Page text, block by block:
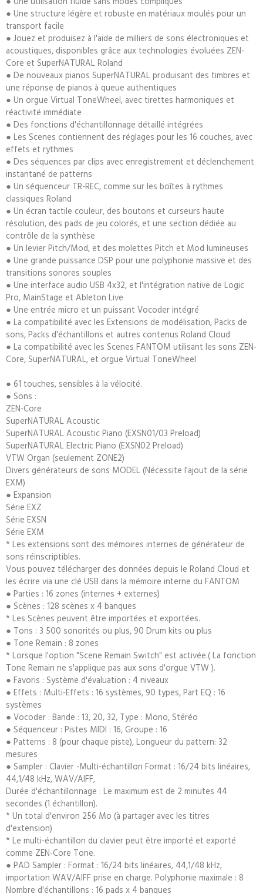
● Une structure légère et robuste en matériaux moulés pour un
transport facile
● Jouez et produisez à l'aide de milliers de sons électroniques et
acoustiques, disponibles grâce aux technologies évoluées ZEN-
Core et SuperNATURAL Roland
● De nouveaux pianos SuperNATURAL produisant des timbres et
une réponse de pianos à queue authentiques
● Un orgue Virtual ToneWheel, avec tirettes harmoniques et
réactivité immédiate
● Des fonctions d'échantillonnage détaillé intégrées
● Les Scenes contiennent des réglages pour les 16 couches, avec
effets et rythmes
● Des séquences par clips avec enregistrement et déclenchement
instantané de patterns
● Un séquenceur TR-REC, comme sur les boîtes à rythmes
classiques Roland
● Un écran tactile couleur, des boutons et curseurs haute
résolution, des pads de jeu colorés, et une section dédiée au
contrôle de la synthèse
● Un levier Pitch/Mod, et des molettes Pitch et Mod lumineuses
● Une grande puissance DSP pour une polyphonie massive et des
transitions sonores souples
● Une interface audio USB 4x32, et l'intégration native de Logic
Pro, MainStage et Ableton Live
● Une entrée micro et un puissant Vocoder intégré
● La compatibilité avec les Extensions de modélisation, Packs de
sons, Packs d'échantillons et autres contenus Roland Cloud
● La compatibilité avec les Scenes FANTOM utilisant les sons ZEN-
Core, SuperNATURAL, et orgue Virtual ToneWheel
● 61 touches, sensibles à la vélocité.
● Sons :
ZEN-Core
SuperNATURAL Acoustic
SuperNATURAL Acoustic Piano (EXSN01/03 Preload)
SuperNATURAL Electric Piano (EXSN02 Preload)
VTW Organ (seulement ZONE2)
Divers générateurs de sons MODEL (Nécessite l'ajout de la série
EXM)
● Expansion
Série EXZ
Série EXSN
Série EXM
* Les extensions sont des mémoires internes de générateur de
sons réinscriptibles.
Vous pouvez télécharger des données depuis le Roland Cloud et
les écrire via une clé USB dans la mémoire interne du FANTOM
● Parties : 16 zones (internes + externes)
● Scènes : 128 scènes x 4 banques
* Les Scènes peuvent être importées et exportées.
● Tons : 3 500 sonorités ou plus, 90 Drum kits ou plus
● Tone Remain : 8 zones
* Lorsque l'option "Scene Remain Switch" est activée.( La fonction
Tone Remain ne s'applique pas aux sons d'orgue VTW ).
● Favoris : Système d'évaluation : 4 niveaux
● Effets : Multi-Effets : 16 systèmes, 90 types, Part EQ : 16
systèmes
● Vocoder : Bande : 13, 20, 32, Type : Mono, Stéréo
● Séquenceur : Pistes MIDI : 16, Groupe : 16
● Patterns : 8 (pour chaque piste), Longueur du pattern: 32
mesures
● Sampler : Clavier -Multi-échantillon Format : 16/24 bits linéaires,
44,1/48 kHz, WAV/AIFF,
Durée d'échantillonnage : Le maximum est de 2 minutes 44
secondes (1 échantillon).
* Un total d'environ 256 Mo (à partager avec les titres
d'extension)
* Le multi-échantillon du clavier peut être importé et exporté
comme ZEN-Core Tone.
● PAD Sampler : Format : 16/24 bits linéaires, 44,1/48 kHz,
importation WAV/AIFF prise en charge. Polyphonie maximale : 8
Nombre d'échantillons : 16 pads x 4 banques